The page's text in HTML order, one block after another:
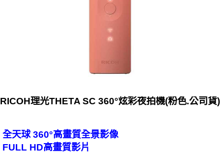
RICOH理光THETA SC 360°炫彩夜拍機(粉色.公司貨)
全天球 360°高畫質全景影像
FULL HD高畫質影片